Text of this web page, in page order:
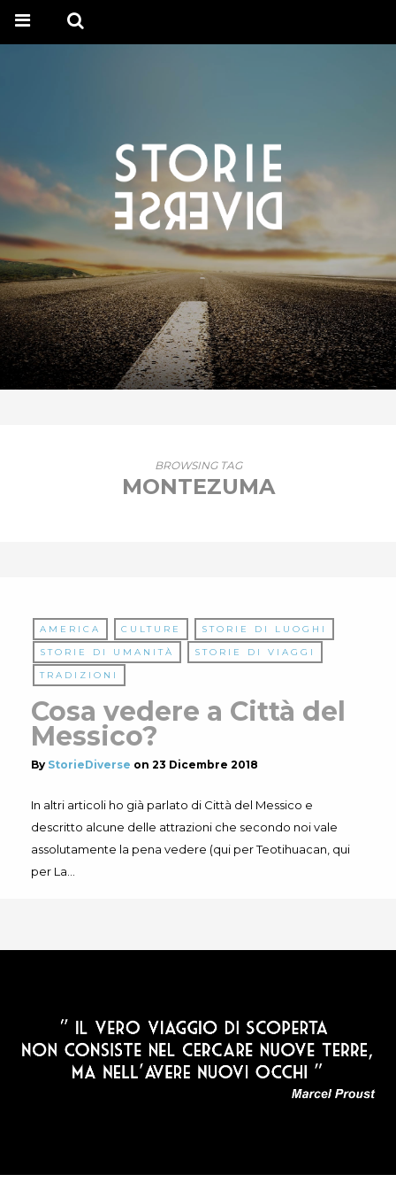
BROWSING TAG
MONTEZUMA
AMERICA CULTURE
STORIE DI LUOGHI
STORIE DI UMANITÀ
STORIE DI VIAGGI
TRADIZIONI
Cosa vedere a Città del
Messico?
By StorieDiverse on 23 Dicembre 2018
In altri articoli ho già parlato di Città del Messico e
descritto alcune delle attrazioni che secondo noi vale
assolutamente la pena vedere (qui per Teotihuacan, qui
per La…